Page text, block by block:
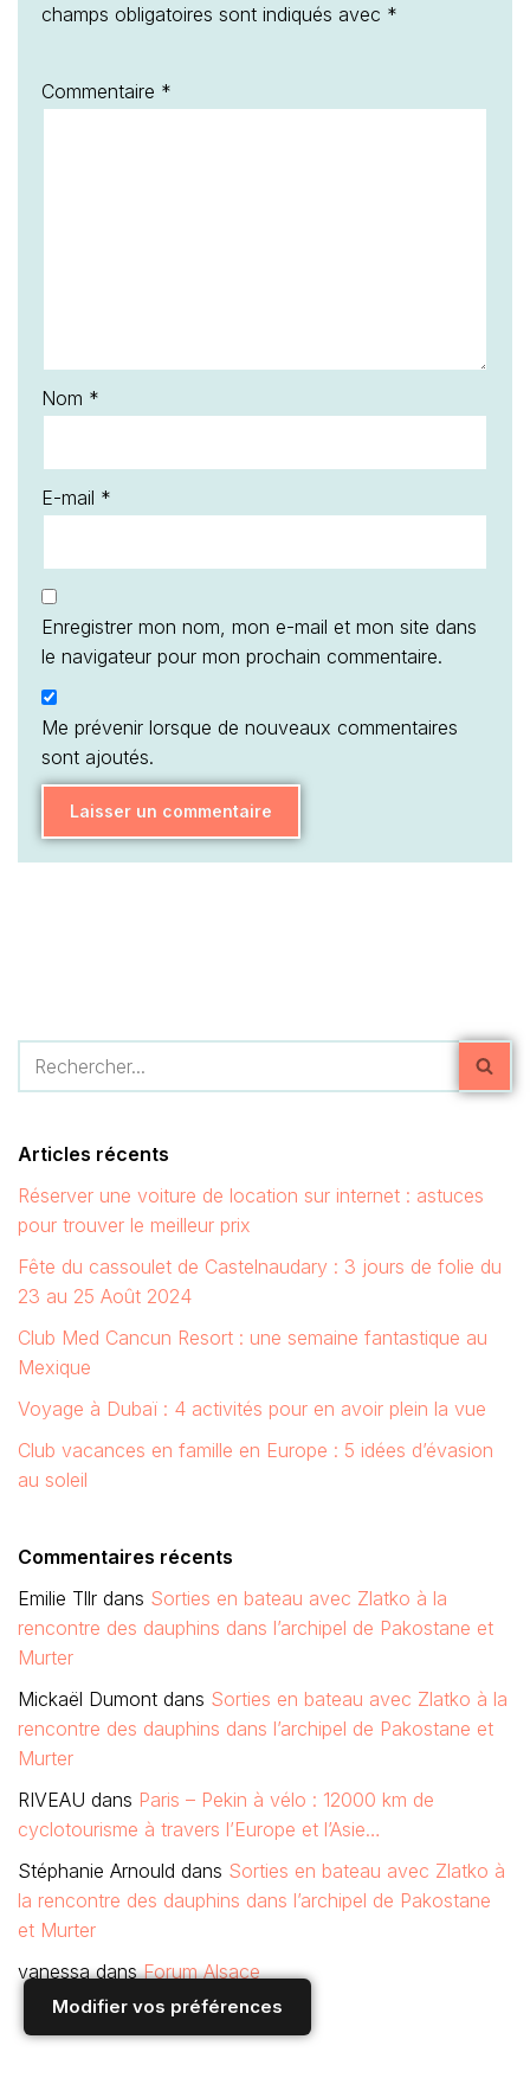
Modifier vos préférences
champs obligatoires sont indiqués avec *
Commentaire *
Nom *
E-mail *
Enregistrer mon nom, mon e-mail et mon site dans
le navigateur pour mon prochain commentaire.
Me prévenir lorsque de nouveaux commentaires
sont ajoutés.
Articles récents
Réserver une voiture de location sur internet : astuces
pour trouver le meilleur prix
Fête du cassoulet de Castelnaudary : 3 jours de folie du
23 au 25 Août 2024
Club Med Cancun Resort : une semaine fantastique au
Mexique
Voyage à Dubaï : 4 activités pour en avoir plein la vue
Club vacances en famille en Europe : 5 idées d’évasion
au soleil
Commentaires récents
Emilie Tllr dans Sorties en bateau avec Zlatko à la
rencontre des dauphins dans l’archipel de Pakostane et
Murter
Mickaël Dumont dans Sorties en bateau avec Zlatko à la
rencontre des dauphins dans l’archipel de Pakostane et
Murter
RIVEAU dans Paris – Pekin à vélo : 12000 km de
cyclotourisme à travers l’Europe et l’Asie…
Stéphanie Arnould dans Sorties en bateau avec Zlatko à
la rencontre des dauphins dans l’archipel de Pakostane
et Murter
vanessadansForum Alsace